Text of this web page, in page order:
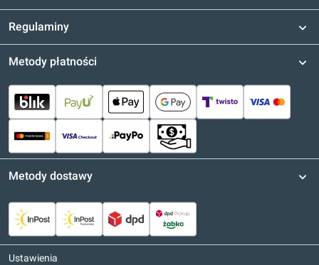
Regulaminy
Metody płatności
Metody dostawy
Ustawienia